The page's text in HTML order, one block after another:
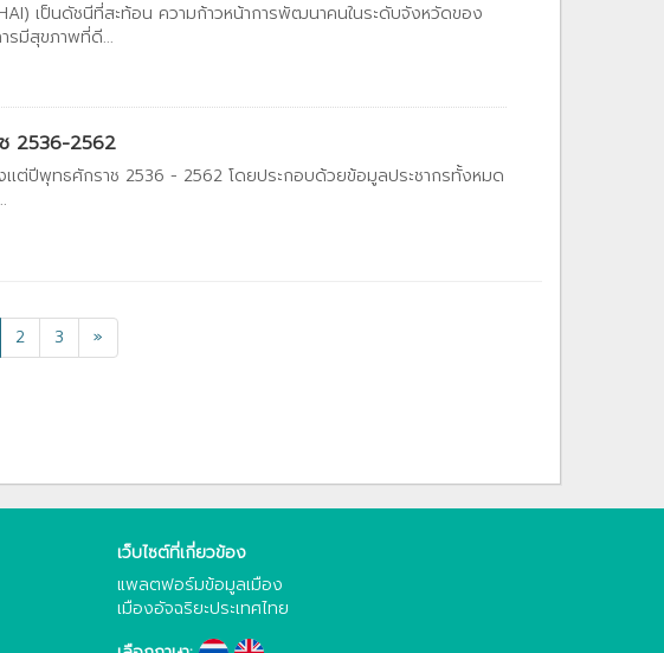
เป็นดัชนีที่สะท้อน ความก้าวหน้าการพัฒนาคนในระดับจังหวัดของ
รมีสุขภาพที่ดี...
ช 2536-2562
เต่ปีพุทธศักราช 2536 - 2562 โดยประกอบด้วยข้อมูลประชากรทั้งหมด
2 3 »
เว็บไซต์ที่เกี่ยวข้อง
แพลตฟอร์มข้อมูลเมือง
เมืองอัจฉริยะประเทศไทย